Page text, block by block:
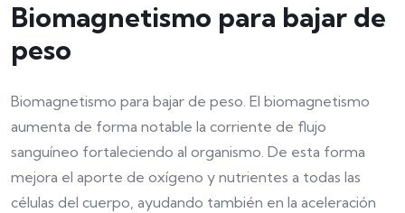
Biomagnetismo para bajar de
peso
Biomagnetismo para bajar de peso. El biomagnetismo
aumenta de forma notable la corriente de flujo
sanguíneo fortaleciendo al organismo. De esta forma
mejora el aporte de oxígeno y nutrientes a todas las
células del cuerpo, ayudando también en la aceleración